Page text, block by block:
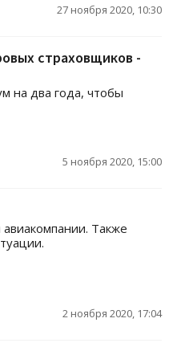
27 ноября 2020, 10:30
страховщиков -
на два года, чтобы
5 ноября 2020, 15:00
Также
2 ноября 2020, 17:04